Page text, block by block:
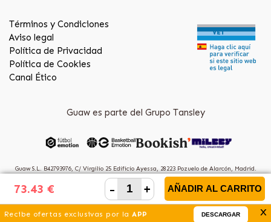
73.43 € - + AÑADIR AL CARRITO
Recibe ofertas exclusivas por laAPP DESCARGAR x
Términos y Condiciones
Aviso legal
Política de Privacidad
Política de Cookies
Canal Ético
Guaw es parte del Grupo Tansley
Guaw S.L. B42793976, C/ Virgilio 25 Edificio Ayessa, 28223 Pozuelo de Alarcón, Madrid.
(Spain)